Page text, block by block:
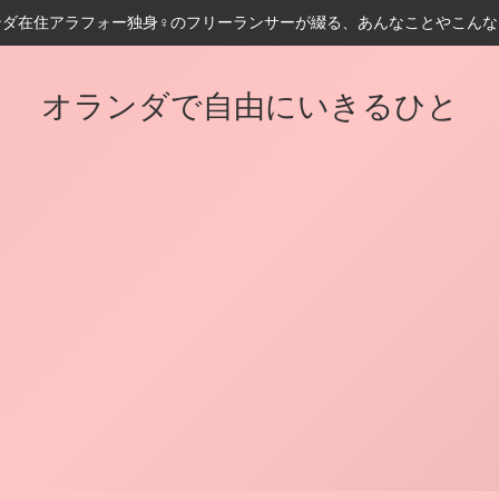
在住アラフォー独身♀️のフリーランサーが綴る、あんなことやこん
オランダで自由にいきるひと